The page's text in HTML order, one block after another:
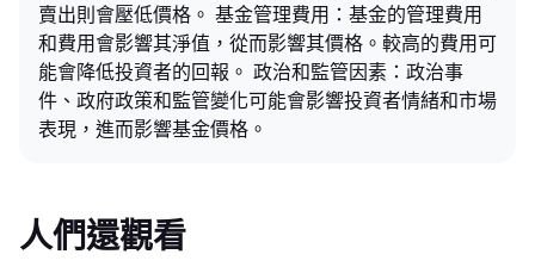
賣出則會壓低價格。 基金管理費用：基金的管理費用
和費用會影響其淨值，從而影響其價格。較高的費用可
能會降低投資者的回報。 政治和監管因素：政治事
件、政府政策和監管變化可能會影響投資者情緒和市場
表現，進而影響基金價格。
人們還觀看